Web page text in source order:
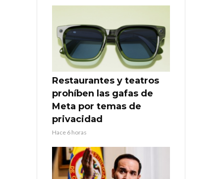
Restaurantes y teatros
prohíben las gafas de
Meta por temas de
privacidad
Hace 6 horas